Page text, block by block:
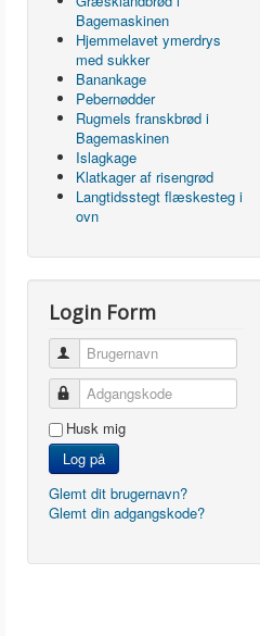
Bagemaskinen
Hjemmelavet ymerdrys
med sukker
Banankage
Pebernødder
Rugmels franskbrød i
Bagemaskinen
Islagkage
Klatkager af risengrød
Langtidsstegt flæskesteg i
ovn
Login Form
Brugernavn
Adgangskode
Husk mig
Log på
Glemt dit brugernavn?
Glemt din adgangskode?